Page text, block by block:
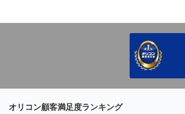
オリコン顧客満足度ランキング